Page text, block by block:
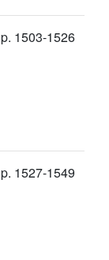
p. 1503-1526
p. 1527-1549